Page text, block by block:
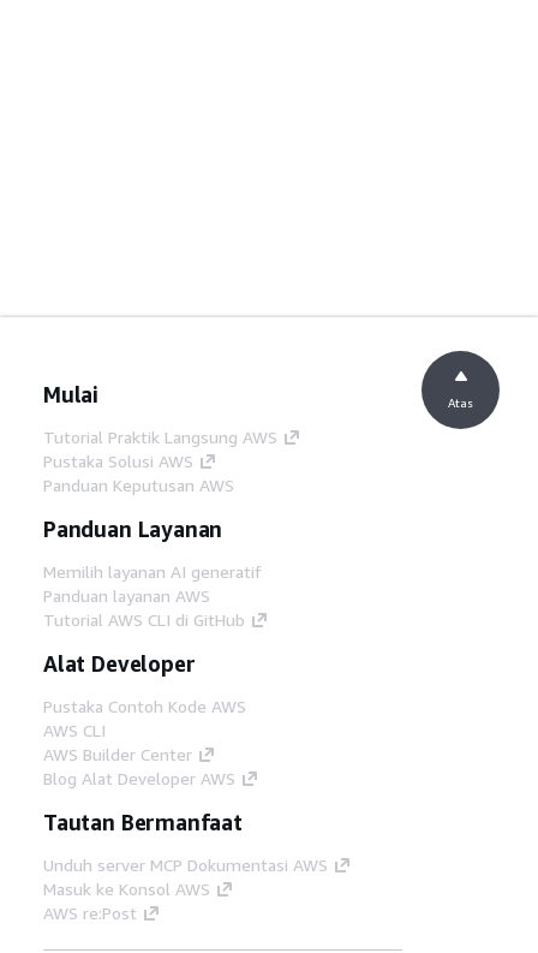
Mulai
Tutorial Praktik Langsung AWS
Pustaka Solusi AWS
Panduan Keputusan AWS
Panduan Layanan
Memilih layanan AI generatif
Panduan layanan AWS
Tutorial AWS CLI di GitHub
Alat Developer
Pustaka Contoh Kode AWS
AWS CLI
AWS Builder Center
Blog Alat Developer AWS
Tautan Bermanfaat
Unduh server MCP Dokumentasi AWS
Masuk ke Konsol AWS
AWS re:Post
Atas